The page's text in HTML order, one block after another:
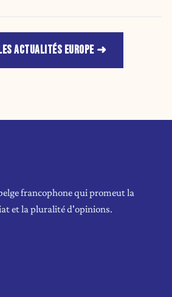
ACTUALITÉS EUROPE
francophone qui promeut la
et la pluralité d'opinions.